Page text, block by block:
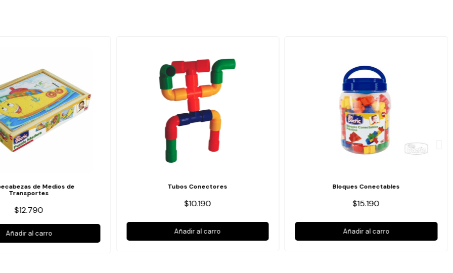
de Medios de
Transportes
$12.790
Añadir al carro
Tubos Conectores
$10.190
Añadir al carro
Bloques Conectables
$15.190
Añadir al carro